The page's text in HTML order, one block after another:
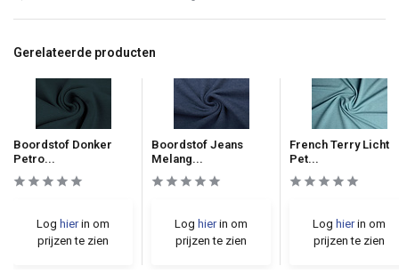
Gerelateerde producten
Boordstof Donker
Petro...
Log hierin om
prijzen te zien
Boordstof Jeans
Melang...
Log hierin om
prijzen te zien
French Terry Licht
Pet...
Log hierin om
prijzen te zien